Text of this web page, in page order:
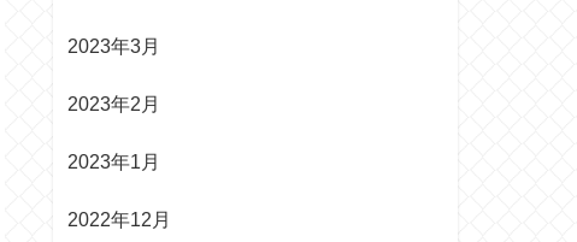
2023年3月
2023年2月
2023年1月
2022年12月